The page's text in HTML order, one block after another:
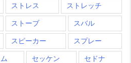
ストレス ストレッチ
ストーブ スバル
スピーカー スプレー
セッケン セドナ